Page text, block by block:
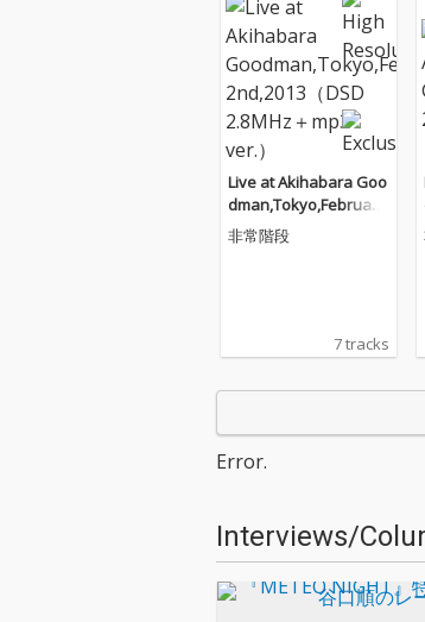
Live at Akihabara Goo
dman,Tokyo,February
2nd,2013（DSD 2.8MH
z＋mp3 ver.）
非常階段
7 tracks
Error.
Interviews/